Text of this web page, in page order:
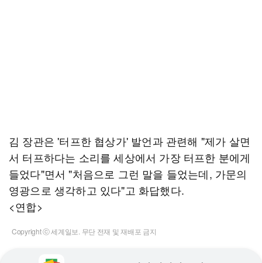
김 장관은 '터프한 협상가' 발언과 관련해 "제가 살면
서 터프하다는 소리를 세상에서 가장 터프한 분에게
들었다"면서 "처음으로 그런 말을 들었는데, 가문의
영광으로 생각하고 있다"고 화답했다.
<연합>
Copyright ⓒ 세계일보. 무단 전재 및 재배포 금지